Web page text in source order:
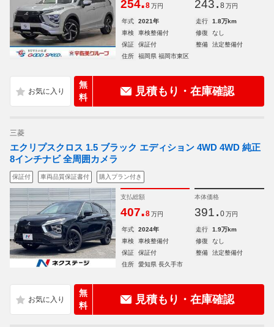
254 8 万円 243 8 万円
年式 2021年 走行
1.8万km
車検
車検整備付 修復
なし
保証
保証付 整備
法定整備付
住所
福岡県 福岡市東区
無
料
見積もり・在庫確認
三菱
エクリプスクロス 1.5 ブラック エディション 4WD 4WD 純正
8インチナビ 全周囲カメラ
保証付 車両品質保証書付 購入プラン付き
支払総額
407.8 万円
本体価格
391. 0 万円
年式 2024年 走行
1.9万km
車検
車検整備付 修復
なし
保証
保証付 整備
法定整備付
住所
愛知県 長久手市
無
料
見積もり・在庫確認